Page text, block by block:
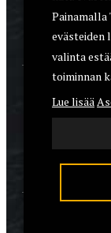
Painamalla
evästeiden
valinta
toiminnan
Lue lisää